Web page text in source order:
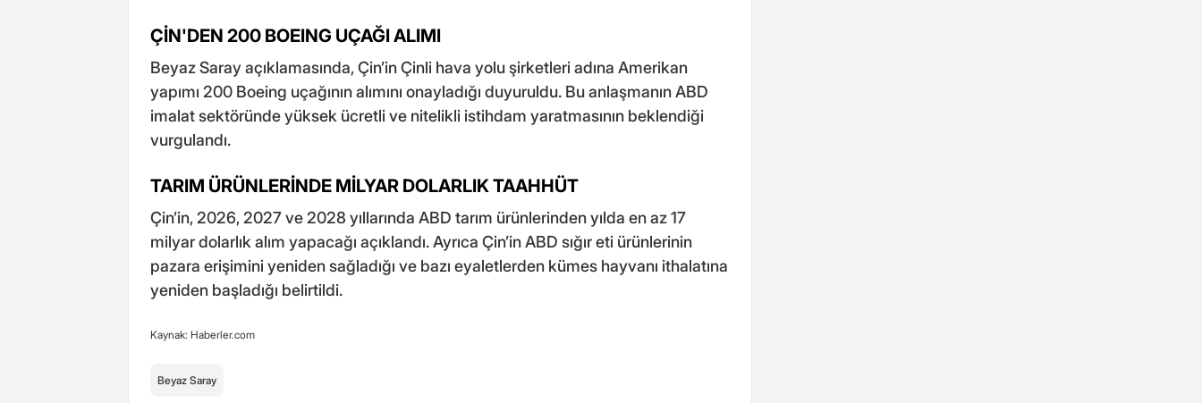
ÇİN'DEN 200 BOEING UÇAĞI ALIMI
Beyaz Saray açıklamasında, Çin’in Çinli hava yolu şirketleri adına Amerikan
yapımı 200 Boeing uçağının alımını onayladığı duyuruldu. Bu anlaşmanın ABD
imalat sektöründe yüksek ücretli ve nitelikli istihdam yaratmasının beklendiği
vurgulandı.
TARIM ÜRÜNLERİNDE MİLYAR DOLARLIK TAAHHÜT
Çin’in, 2026, 2027 ve 2028 yıllarında ABD tarım ürünlerinden yılda en az 17
milyar dolarlık alım yapacağı açıklandı. Ayrıca Çin’in ABD sığır eti ürünlerinin
pazara erişimini yeniden sağladığı ve bazı eyaletlerden kümes hayvanı ithalatına
yeniden başladığı belirtildi.
Kaynak: Haberler.com
Beyaz Saray